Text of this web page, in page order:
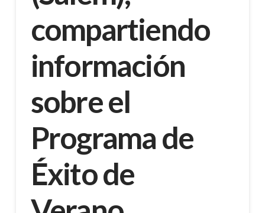
compartiendo
información
sobre el
Programa de
Éxito de